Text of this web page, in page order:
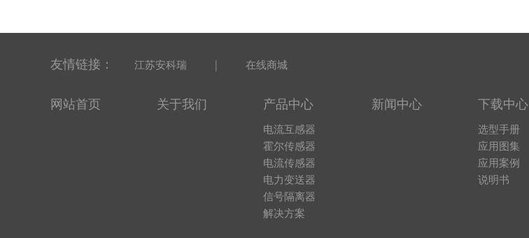
友情链接： 江苏安科瑞 | 在线商城
网站首页 关于我们 产品中心
电流互感器
霍尔传感器
电流传感器
电力变送器
信号隔离器
解决方案
新闻中心 下载中心
选型手册
应用图集
应用案例
说明书